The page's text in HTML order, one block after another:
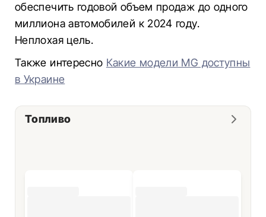
обеспечить годовой объем продаж до одного
миллиона автомобилей к 2024 году.
Неплохая цель.
Также интересно Какие модели MG доступны
в Украине
Топливо